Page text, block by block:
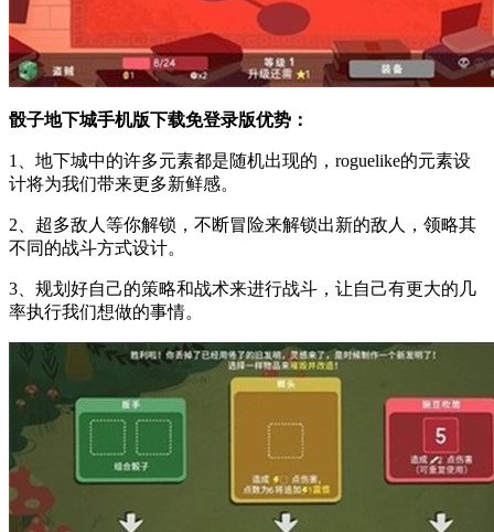
骰子地下城手机版下载免登录版优势：
1、地下城中的许多元素都是随机出现的，roguelike的元素设
计将为我们带来更多新鲜感。
2、超多敌人等你解锁，不断冒险来解锁出新的敌人，领略其
不同的战斗方式设计。
3、规划好自己的策略和战术来进行战斗，让自己有更大的几
率执行我们想做的事情。